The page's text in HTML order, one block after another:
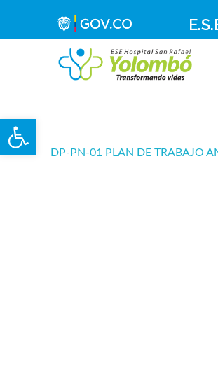
Abrir barra de herramientas
DP-PN-01 PLAN DE TRABAJO